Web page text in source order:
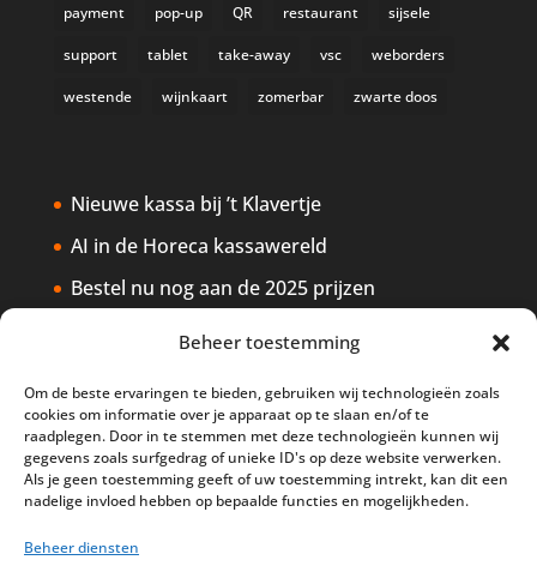
Beheer toestemming
Om de beste ervaringen te bieden, gebruiken wij technologieën zoals
cookies om informatie over je apparaat op te slaan en/of te
raadplegen. Door in te stemmen met deze technologieën kunnen wij
gegevens zoals surfgedrag of unieke ID's op deze website verwerken.
Als je geen toestemming geeft of uw toestemming intrekt, kan dit een
nadelige invloed hebben op bepaalde functies en mogelijkheden.
Beheer diensten
payment pop-up QR restaurant sijsele
support tablet take-away vsc weborders
westende wijnkaart zomerbar zwarte doos
Nieuwe kassa bij ’t Klavertje
AI in de Horeca kassawereld
Bestel nu nog aan de 2025 prijzen
Safran Palace start met nieuw
BTW aanpassingen HoReCa vanaf 1
maart 2026